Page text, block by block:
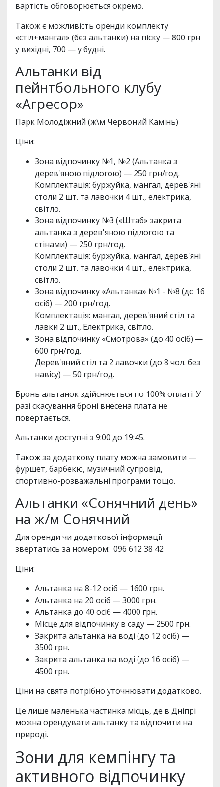
вартість обговорюється окремо.
Також є можливість оренди комплекту
«стіл+мангал» (без альтанки) на піску — 800 грн
у вихідні, 700 — у будні.
Альтанки від
пейнтбольного клубу
«Агресор»
Парк Молодіжний (ж\м Червоний Камінь)
Ціни:
Зона відпочинку №1, №2 (Альтанка з
дерев'яною підлогою) — 250 грн/год.
Комплектація: буржуйка, мангал, дерев'яні
столи 2 шт. та лавочки 4 шт., електрика,
світло.
Зона відпочинку №3 («Штаб» закрита
альтанка з дерев'яною підлогою та
стінами) — 250 грн/год.
Комплектація: буржуйка, мангал, дерев'яні
столи 2 шт. та лавочки 4 шт., електрика,
світло.
Зона відпочинку «Альтанка» №1 - №8 (до 16
осіб) — 200 грн/год.
Комплектація: мангал, дерев'яний стіл та
лавки 2 шт., Електрика, світло.
Зона відпочинку «Смотрова» (до 40 осіб) —
600 грн/год.
Дерев'яний стіл та 2 лавочки (до 8 чол. без
навісу) — 50 грн/год.
Бронь альтанок здійснюється по 100% оплаті. У
разі скасування броні внесена плата не
повертається.
Альтанки доступні з 9:00 до 19:45.
Також за додаткову плату можна замовити —
фуршет, барбекю, музичний супровід,
спортивно-розважальні програми тощо.
Альтанки «Сонячний день»
на ж/м Сонячний
Для оренди чи додаткової інформації
звертатись за номером: 096 612 38 42
Ціни:
Альтанка на 8-12 осіб — 1600 грн.
Альтанка на 20 осіб — 3000 грн.
Альтанка до 40 осіб — 4000 грн.
Мiсце для вiдпочинку в саду — 2500 грн.
Закрита альтанка на воді (до 12 осіб) —
3500 грн.
Закрита альтанка на воді (до 16 осіб) —
4500 грн.
Ціни на свята потрібно уточнювати додатково.
Це лише маленька частинка місць, де в Дніпрі
можна орендувати альтанку та відпочити на
природі.
Зони для кемпінгу та
активного відпочинку